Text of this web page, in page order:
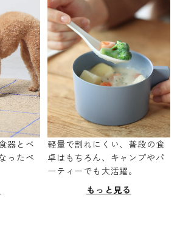
器とベ
ったペ
軽量で割れにくい、普段の食
卓はもちろん、キャンプやパ
ーティーでも大活躍。
もっと見る